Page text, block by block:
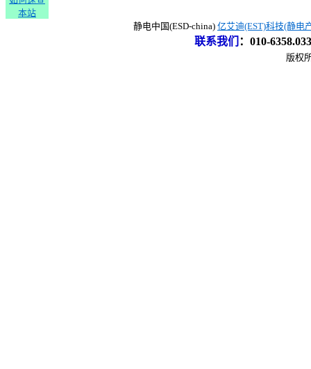
本站
静电中国(ESD-china) 亿艾迪(EST)科技(静电
联系我们 ： 010-
版权